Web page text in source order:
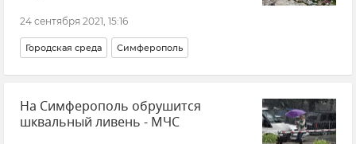
24 сентября 2021, 15:16
Городская среда Симферополь
На Симферополь обрушится
шквальный ливень - МЧС